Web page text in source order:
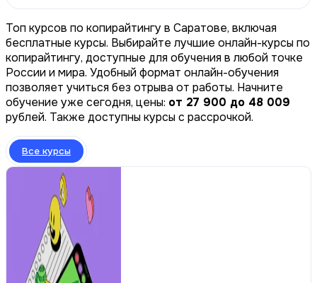
Топ курсов по копирайтингу в Саратове, включая
бесплатные курсы. Выбирайте лучшие онлайн-курсы по
копирайтингу, доступные для обучения в любой точке
России и мира. Удобный формат онлайн-обучения
позволяет учиться без отрыва от работы. Начните
обучение уже сегодня, цены: от 27 900 до 48 009
рублей. Также доступны курсы с рассрочкой.
Все курсы